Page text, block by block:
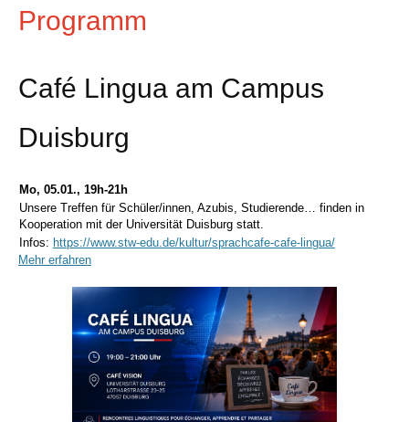
Programm
Café Lingua am Campus
Duisburg
Mo, 05.01., 19h-21h
Unsere Treffen für Schüler/innen, Azubis, Studierende… finden in
Kooperation mit der Universität Duisburg statt.
Infos: https://www.stw-edu.de/kultur/sprachcafe-cafe-lingua/
Mehr erfahren